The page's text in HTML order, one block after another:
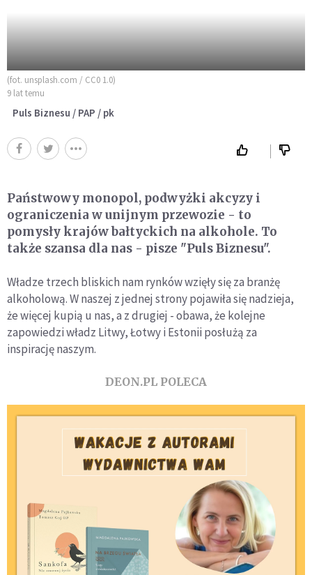
(fot. unsplash.com / CC0 1.0)
9 lat temu
Puls Biznesu / PAP / pk
Państwowy monopol, podwyżki akcyzy i
ograniczenia w unijnym przewozie - to
pomysły krajów bałtyckich na alkohole. To
także szansa dla nas - pisze "Puls Biznesu".
Władze trzech bliskich nam rynków wzięły się za branżę
alkoholową. W naszej z jednej strony pojawiła się nadzieja,
że więcej kupią u nas, a z drugiej - obawa, że kolejne
zapowiedzi władz Litwy, Łotwy i Estonii posłużą za
inspirację naszym.
DEON.PL POLECA